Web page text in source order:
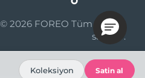
© 2026 FOREO Tüm hakları
saklıdır.
Koleksiyon Satin al